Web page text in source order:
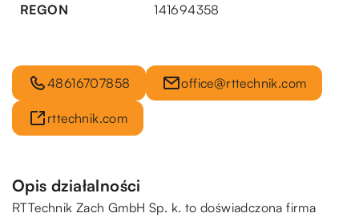
REGON 141694358
48616707858 office@rttechnik.com
rttechnik.com
Opis działalności
RTTechnik Zach GmbH Sp. k. to doświadczona firma